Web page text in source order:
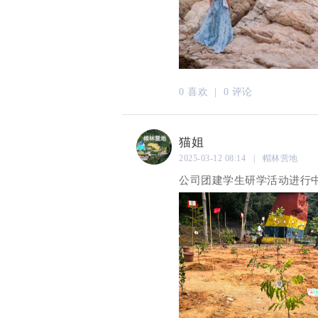
0 喜欢 | 0 评论
猫姐
2025-03-12 08:14 | 帽林营地
公司团建学生研学活动进行